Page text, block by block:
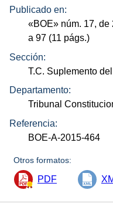
Publicado en:
«BOE» núm. 17, de
a 97 (11 págs.)
Sección:
T.C. Suplemento
Departamento:
Tribunal
Referencia:
BOE-A-2015-464
Otros formatos:
PDF